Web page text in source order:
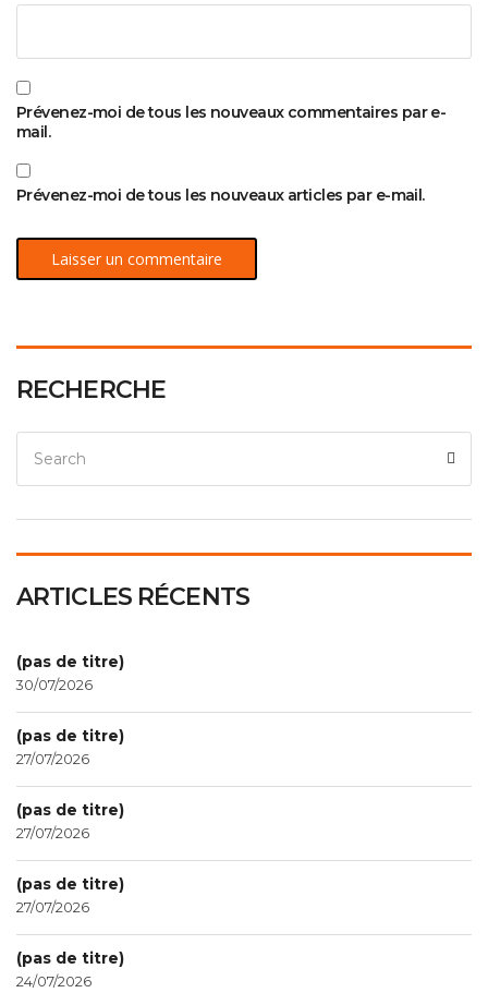
Prévenez-moi de tous les nouveaux commentaires par e-
mail.
Prévenez-moi de tous les nouveaux articles par e-mail.
RECHERCHE
ARTICLES RÉCENTS
(pas de titre)
30/07/2026
(pas de titre)
27/07/2026
(pas de titre)
27/07/2026
(pas de titre)
27/07/2026
(pas de titre)
24/07/2026